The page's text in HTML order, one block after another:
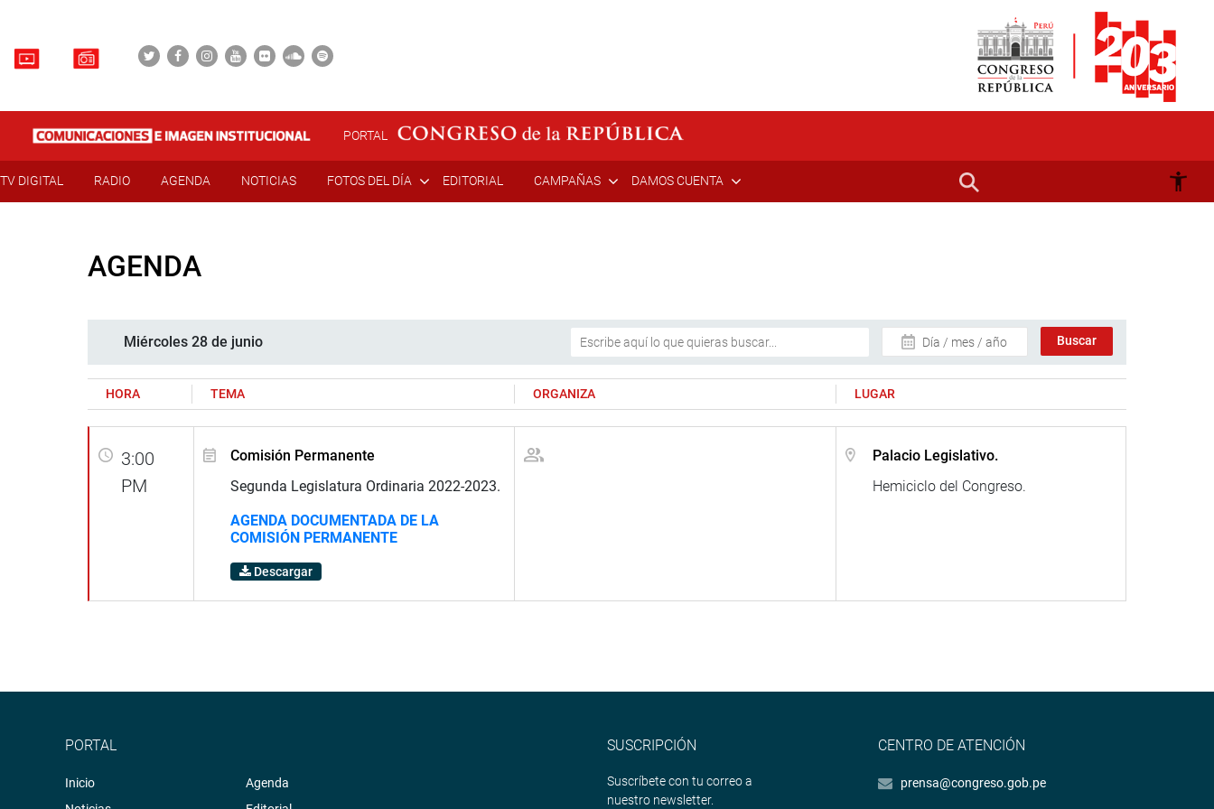
PORTAL
TV DIGITAL RADIO AGENDA NOTICIAS FOTOS DEL DÍA EDITORIAL CAMPAÑAS DAMOS CUENTA
AGENDA
Miércoles 28 de junio Día / mes / año
HORA TEMA ORGANIZA LUGAR
3:00
PM
Comisión Permanente
Segunda Legislatura Ordinaria 2022-2023.
AGENDA DOCUMENTADA DE LA
COMISIÓN PERMANENTE
Descargar
Palacio Legislativo.
Hemiciclo del Congreso.
PORTAL
Inicio
Agenda
SUSCRIPCIÓN
Suscríbete con tu correo a
nuestro newsletter.
CENTRO DE ATENCIÓN
prensa@congreso.gob.pe